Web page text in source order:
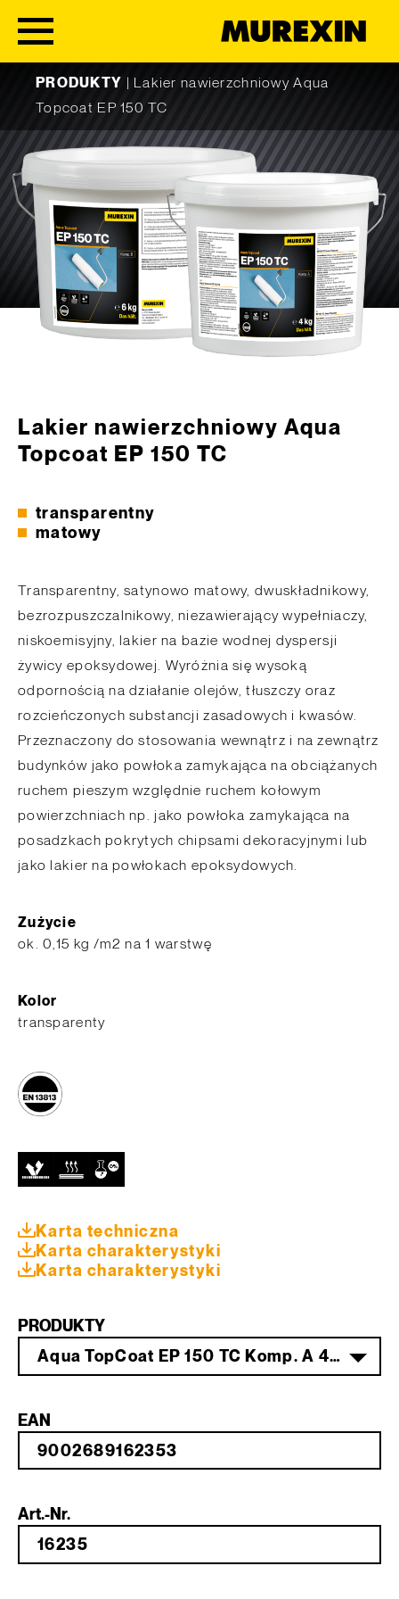
PRODUKTY
Lakier nawierzchniowy Aqua
Topcoat EP 150 TC
Lakier nawierzchniowy Aqua
Topcoat EP 150 TC
transparentny
matowy
Transparentny, satynowo matowy, dwuskładnikowy,
bezrozpuszczalnikowy, niezawierający wypełniaczy,
niskoemisyjny, lakier na bazie wodnej dyspersji
żywicy epoksydowej. Wyróżnia się wysoką
odpornością na działanie olejów, tłuszczy oraz
rozcieńczonych substancji zasadowych i kwasów.
Przeznaczony do stosowania wewnątrz i na zewnątrz
budynków jako powłoka zamykająca na obciążanych
ruchem pieszym względnie ruchem kołowym
powierzchniach np. jako powłoka zamykająca na
posadzkach pokrytych chipsami dekoracyjnymi lub
jako lakier na powłokach epoksydowych.
Zużycie
ok. 0,15 kg /m2 na 1 warstwę
Kolor
transparenty
Karta techniczna
Karta charakterystyki
Karta charakterystyki
PRODUKTY
Aqua TopCoat EP 150 TC Komp. A 4 kg
EAN
Art.-Nr.